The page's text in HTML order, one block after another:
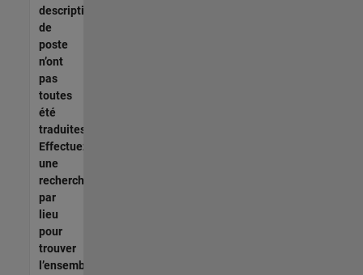
descriptions
de
poste
n’ont
pas
toutes
été
traduites.
Effectuez
une
recherche
par
lieu
pour
trouver
l’ensemble